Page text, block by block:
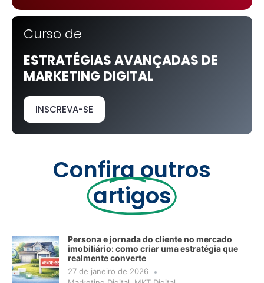
Curso de
ESTRATÉGIAS AVANÇADAS DE
MARKETING DIGITAL
INSCREVA-SE
Confira outros
artigos
Persona e jornada do cliente no mercado
imobiliário: como criar uma estratégia que
realmente converte
27 de janeiro de 2026